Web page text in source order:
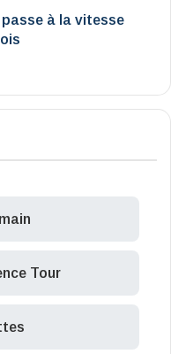
à la vitesse
Tour